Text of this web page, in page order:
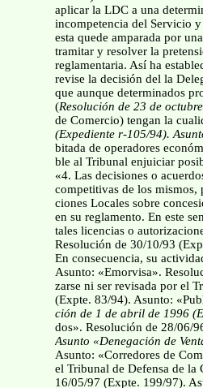
aplicar la LDC a una
incompetencia del Servicio
esta quede amparada por
tramitar y resolver la
reglamentaria. Así ha
revise la decisión del la
que aunque determinados
(Resolución de 23 de
de Comercio) tengan la
(Expediente r-105/94).
bitada de operadores
ble al Tribunal enjuiciar
«4. Las decisiones o
competitivas de los mismos,
ciones Locales sobre
en su reglamento. En este
tales licencias o
Resolución de 30/10/93
En consecuencia, su
Asunto: «Emorvisa».
zarse ni ser revisada por el
(Expte. 83/94). Asunto:
ción de 1 de abril de 1996
dos». Resolución de 28/06/
Asunto «Denegación de
Asunto: «Corredores de
el Tribunal de Defensa de la
16/05/97 (Expte. 199/97).